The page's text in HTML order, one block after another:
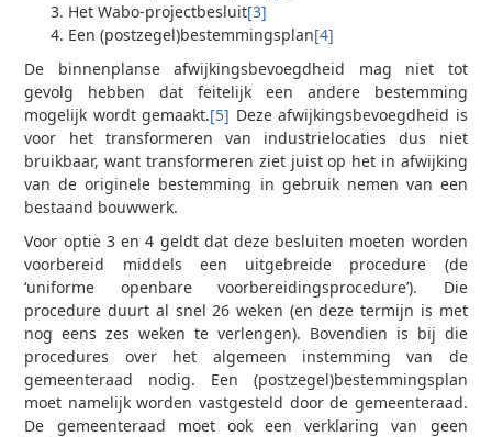
Het Wabo-projectbesluit[3]
Een (postzegel)bestemmingsplan[4]
De binnenplanse afwijkingsbevoegdheid mag niet tot
gevolg hebben dat feitelijk een andere bestemming
mogelijk wordt gemaakt.[5] Deze afwijkingsbevoegdheid is
voor het transformeren van industrielocaties dus niet
bruikbaar, want transformeren ziet juist op het in afwijking
van de originele bestemming in gebruik nemen van een
bestaand bouwwerk.
Voor optie 3 en 4 geldt dat deze besluiten moeten worden
voorbereid middels een uitgebreide procedure (de
‘uniforme openbare voorbereidingsprocedure’). Die
procedure duurt al snel 26 weken (en deze termijn is met
nog eens zes weken te verlengen). Bovendien is bij die
procedures over het algemeen instemming van de
gemeenteraad nodig. Een (postzegel)bestemmingsplan
moet namelijk worden vastgesteld door de gemeenteraad.
De gemeenteraad moet ook een verklaring van geen